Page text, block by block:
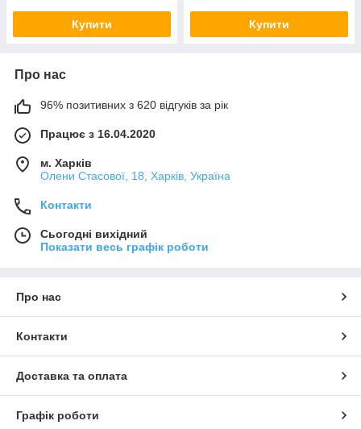
Купити Купити
Про нас
96% позитивних з 620 відгуків за рік
Працює з 16.04.2020
м. Харків
Олени Стасової, 18, Харків, Україна
Контакти
Сьогодні вихідний
Показати весь графік роботи
Про нас
Контакти
Доставка та оплата
Графік роботи